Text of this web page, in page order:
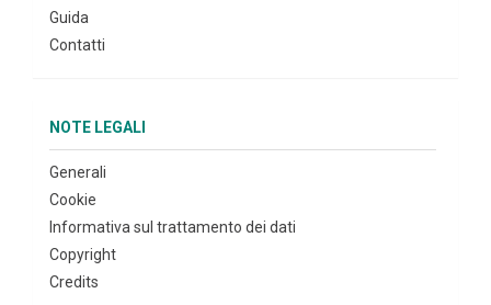
Guida
Contatti
NOTE LEGALI
Generali
Cookie
Informativa sul trattamento dei dati
Copyright
Credits